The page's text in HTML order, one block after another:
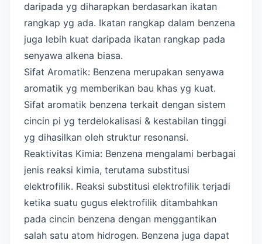
daripada yg diharapkan berdasarkan ikatan
rangkap yg ada. Ikatan rangkap dalam benzena
juga lebih kuat daripada ikatan rangkap pada
senyawa alkena biasa.
Sifat Aromatik: Benzena merupakan senyawa
aromatik yg memberikan bau khas yg kuat.
Sifat aromatik benzena terkait dengan sistem
cincin pi yg terdelokalisasi & kestabilan tinggi
yg dihasilkan oleh struktur resonansi.
Reaktivitas Kimia: Benzena mengalami berbagai
jenis reaksi kimia, terutama substitusi
elektrofilik. Reaksi substitusi elektrofilik terjadi
ketika suatu gugus elektrofilik ditambahkan
pada cincin benzena dengan menggantikan
salah satu atom hidrogen. Benzena juga dapat